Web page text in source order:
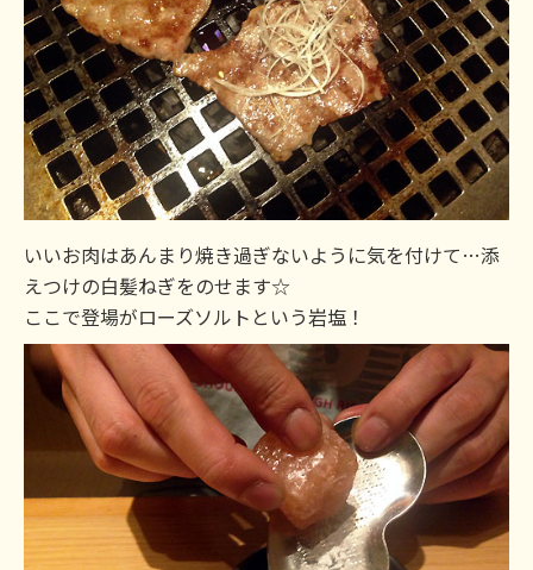
いいお肉はあんまり焼き過ぎないように気を付けて…添
えつけの白髪ねぎをのせます☆
ここで登場がローズソルトという岩塩！